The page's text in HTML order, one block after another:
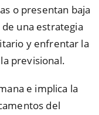
o presentan baja
una estrategia
y enfrentar la
previsional.
e implica la
del